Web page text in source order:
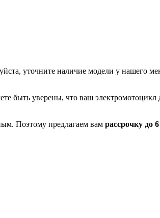
уточните наличие модели у нашего
быть уверены, что ваш электромотоцикл
Поэтому предлагаем вам рассрочку до